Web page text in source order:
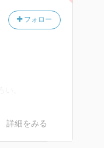
フォロー
詳細をみる